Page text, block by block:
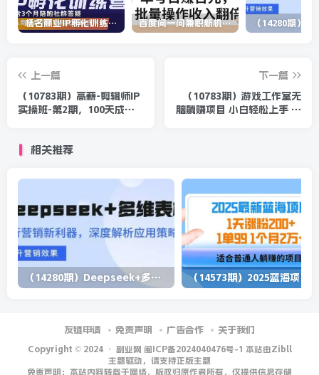
杨名商业IP孵化训练营，从商业到内容到转化一站式学 价值5980元 百度问一问兼职新机遇，单号日赚百元，批量操作收入翻倍
上一篇
（10783期）高薪-剪辑师IP
实操班-第2期，100天成为
下一篇
（10783期）游戏工作室无
脑躺赚项目 小白轻松上手 单
相关推荐
（14280期）Deepseek+多维表格，银行营销新利器，深度解析应用策略，提升营销效果
友链申请 免责声明 广告合作 关于我们
Copyright © 2024 · 副业网 闽ICP备2024040476号-1 本站由Zibll
主题驱动，请支持正版主题
免责声明：本站内容转载于网络，版权归原作者所有，仅提供信息存储